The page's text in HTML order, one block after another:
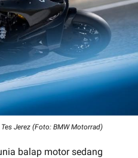
Jerez (Foto: BMW Motorrad)
balap motor sedang